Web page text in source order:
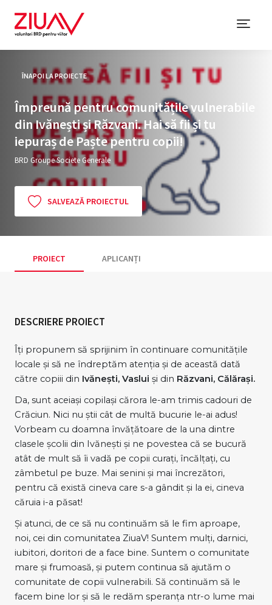
ÎNAPOI LA PROIECTE
Împreună pentru comunitățile vulnerabile
din Ivănești și Răzvani. Hai să fii și tu
iepuraș de Paște pentru copii!
BRD Groupe Societe Generale
SALVEAZĂ PROIECTUL
PROIECT APLICANȚI
DESCRIERE PROIECT
Îți propunem să sprijinim în continuare comunitățile
locale și să ne îndreptăm atenția și de această dată
către copiii din Ivănești, Vaslui și din Răzvani, Călărași.
Da, sunt aceiași copilași cărora le-am trimis cadouri de
Crăciun. Nici nu știi cât de multă bucurie le-ai adus!
Vorbeam cu doamna învățătoare de la una dintre
clasele școlii din Ivănești și ne povestea că se bucură
atât de mult să îi vadă pe copii curați, încălțați, cu
zâmbetul pe buze. Mai senini și mai încrezători,
pentru că există cineva care s-a gândit și la ei, cineva
căruia i-a păsat!
Și atunci, de ce să nu continuăm să le fim aproape,
noi, cei din comunitatea ZiuaV! Suntem mulți, darnici,
iubitori, doritori de a face bine. Suntem o comunitate
mare și frumoasă, și putem continua să ajutăm o
comunitate de copii vulnerabili. Să continuăm să le
facem bine lor și să le redăm speranța ntr-o lume mai